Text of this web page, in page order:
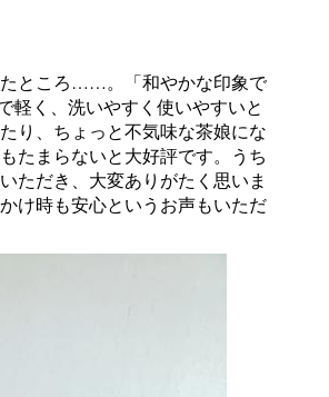
たところ……。「和やかな印象で
く、洗いやすく使いやすいと
り、ちょっと不気味な茶娘にな
たまらないと大好評です。うち
ただき、大変ありがたく思いま
け時も安心というお声もいただ